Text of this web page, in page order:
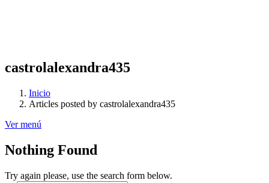
castrolalexandra435
Inicio
Articles posted by castrolalexandra435
Ver menú
Nothing Found
Try again please, use the search form below.